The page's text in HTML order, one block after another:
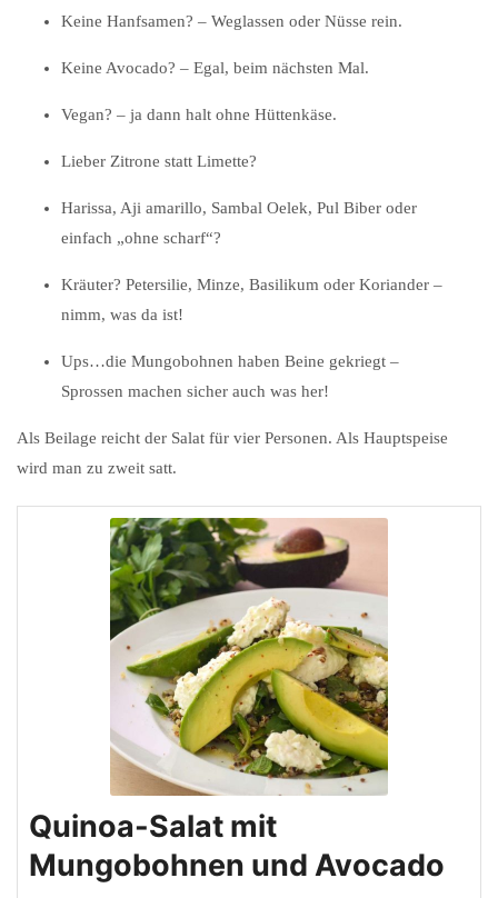
Keine Hanfsamen? – Weglassen oder Nüsse rein.
Keine Avocado? – Egal, beim nächsten Mal.
Vegan? – ja dann halt ohne Hüttenkäse.
Lieber Zitrone statt Limette?
Harissa, Aji amarillo, Sambal Oelek, Pul Biber oder
einfach „ohne scharf“?
Kräuter? Petersilie, Minze, Basilikum oder Koriander –
nimm, was da ist!
Ups…die Mungobohnen haben Beine gekriegt –
Sprossen machen sicher auch was her!
Als Beilage reicht der Salat für vier Personen. Als Hauptspeise
wird man zu zweit satt.
Quinoa-Salat mit
Mungobohnen und Avocado